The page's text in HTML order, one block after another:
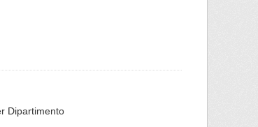
Dipartimento